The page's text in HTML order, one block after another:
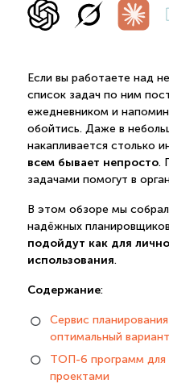
Если вы работаете над
список задач по ним
ежедневником и
обойтись. Даже в
накапливается столько
всем бывает непросто.
задачами помогут в
В этом обзоре мы
надёжных
подойдут как для
использования.
Содержание:
Сервис
оптимальный вариант
ТОП-6 программ для
проектами